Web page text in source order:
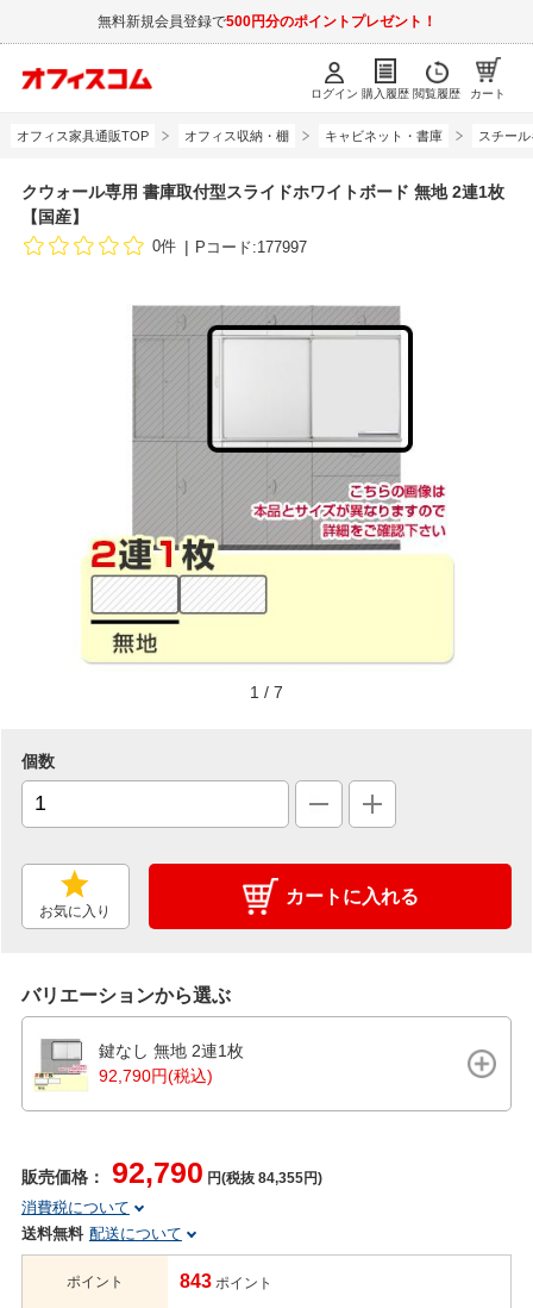
無料新規会員登録で500円分のポイントプレゼント！
ログイン 購入履歴 閲覧履歴 カート
オフィス家具通販TOP オフィス収納・棚 キャビネット・書庫 スチー
クウォール専用 書庫取付型スライドホワイトボード 無地 2連1枚
【国産】
0件 Pコード:177997
1 / 7
個数
お気に入り
カートに入れる
バリエーションから選ぶ
鍵なし 無地 2連1枚
92,790円(税込)
販売価格： 92,790 円(税抜 84,355円)
消費税について
送料無料 配送について
ポイント 843 ポイント